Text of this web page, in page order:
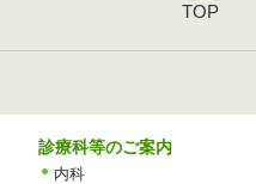
TOP
診療科等のご案内
内科